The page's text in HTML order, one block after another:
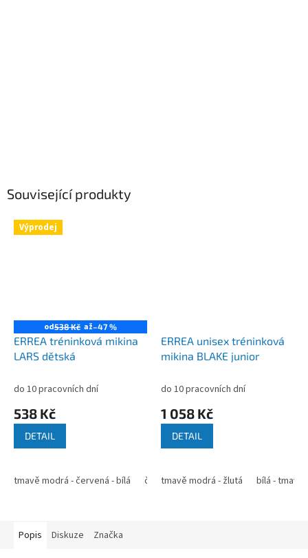
Související produkty
Výprodej
od538 Kč až–47 %
ERREA tréninková mikina
LARS dětská
do 10 pracovních dní
538 Kč
DETAIL
tmavě modrá - červená - bílá černá - antracit - bílá červená - černá
ERREA unisex tréninková
mikina BLAKE junior
do 10 pracovních dní
1 058 Kč
DETAIL
tmavě modrá - žlutá bílá - tmavě
Popis Diskuze Značka